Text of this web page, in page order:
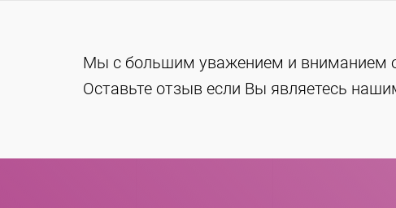
Мы с большим уважением и вниманием
Оставьте отзыв если Вы являетесь